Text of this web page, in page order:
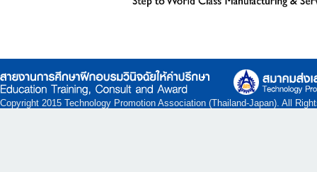
Copyright 2015 Technology Promotion Association (Thailand-Japan). All